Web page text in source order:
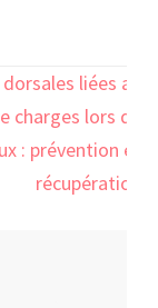
liées au
charges lors de
: prévention et
récupération